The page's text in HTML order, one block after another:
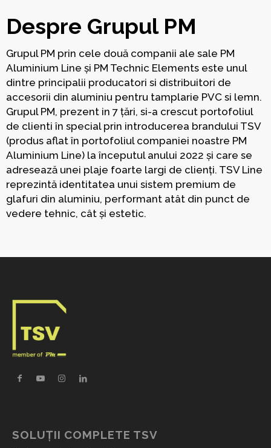
Despre Grupul PM
Grupul PM prin cele două companii ale sale PM
Aluminium Line și PM Technic Elements este unul
dintre principalii producatori si distribuitori de
accesorii din aluminiu pentru tamplarie PVC si lemn.
Grupul PM, prezent in 7 țări, si-a crescut portofoliul
de clienti în special prin introducerea brandului TSV
(produs aflat în portofoliul companiei noastre PM
Aluminium Line) la începutul anului 2022 și care se
adresează unei plaje foarte largi de clienți. TSV Line
reprezintă identitatea unui sistem premium de
glafuri din aluminiu, performant atât din punct de
vedere tehnic, cât și estetic.
SOLUȚII COMPLETE TSV